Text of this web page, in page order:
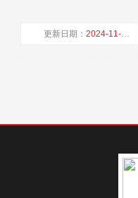
更新日期：2024-11-15